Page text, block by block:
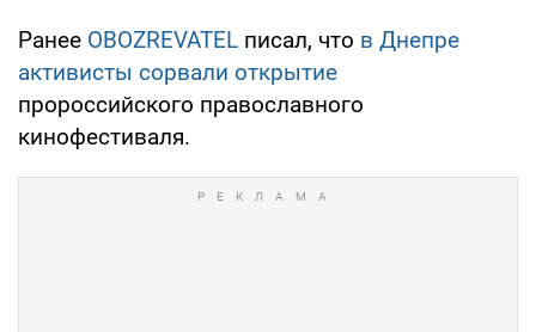
Ранее OBOZREVATEL писал, что в Днепре
активисты сорвали открытие
пророссийского православного
кинофестиваля.